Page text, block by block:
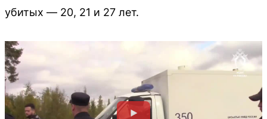
убитых — 20, 21 и 27 лет.